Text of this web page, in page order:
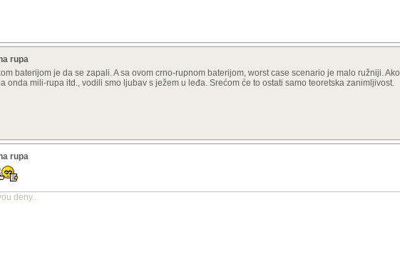
rupa
baterijom je da se zapali. A sa ovom crno-rupnom baterijom, worst case scenario je malo ružniji. Ako
onda mili-rupa itd., vodili smo ljubav s ježem u leđa. Srećom će to ostati samo teoretska zanimljivost.
rupa
deny...